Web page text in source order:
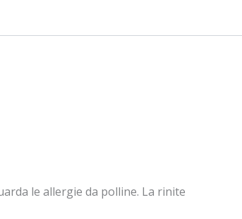
le allergie da polline. La rinite